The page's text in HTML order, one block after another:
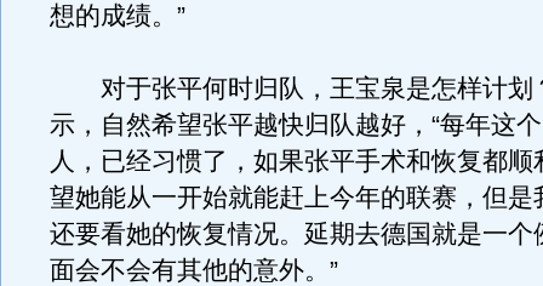
想的成绩。”
对于张平何时归队，王宝泉是怎样计划
示，自然希望张平越快归队越好，“每年这
人，已经习惯了，如果张平手术和恢复都顺
望她能从一开始就能赶上今年的联赛，但是
还要看她的恢复情况。延期去德国就是一个
面会不会有其他的意外。”